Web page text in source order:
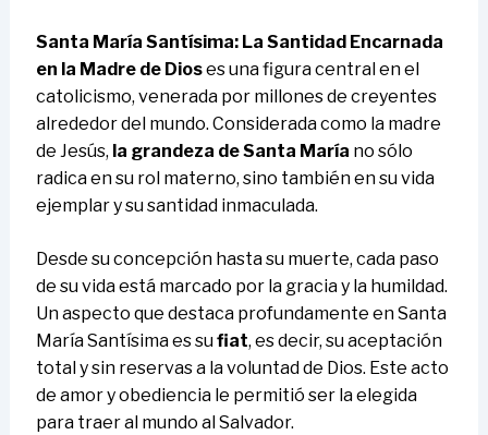
Santa María Santísima: La Santidad Encarnada
en la Madre de Dioses una figura central en el
catolicismo, venerada por millones de creyentes
alrededor del mundo. Considerada como la madre
de Jesús, la grandeza de Santa María no sólo
radica en su rol materno, sino también en su vida
ejemplar y su santidad inmaculada.
Desde su concepción hasta su muerte, cada paso
de su vida está marcado por la gracia y la humildad.
Un aspecto que destaca profundamente en Santa
María Santísima es sufiat, es decir, su aceptación
total y sin reservas a la voluntad de Dios. Este acto
de amor y obediencia le permitió ser la elegida
para traer al mundo al Salvador.